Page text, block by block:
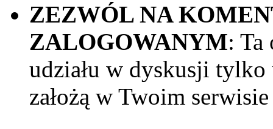
ZEZWÓL NA
ZALOGOWANYM: Ta
udziału w dyskusji
założą w Twoim